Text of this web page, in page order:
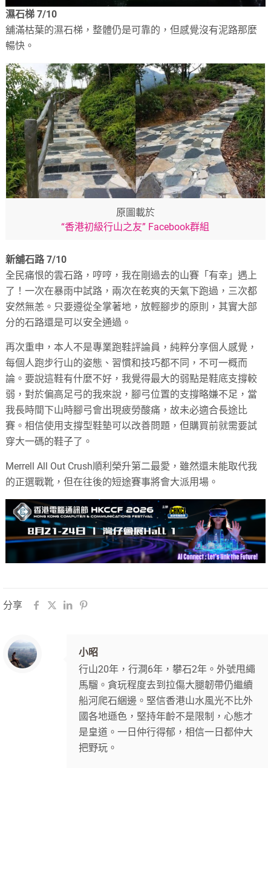
濕石梯 7/10
舖滿枯葉的濕石梯，整體仍是可靠的，但感覺沒有泥路那麼
暢快。
原圖載於
“香港初級行山之友” Facebook群組
新舖石路 7/10
全民痛恨的雲石路，哼哼，我在剛過去的山賽「有幸」遇上
了！一次在暴雨中試路，兩次在乾爽的天氣下跑過，三次都
安然無恙。只要遵從全掌著地，放輕腳步的原則，其實大部
分的石路還是可以安全通過。
再次重申，本人不是專業跑鞋評論員，純粹分享個人感覺，
每個人跑步行山的姿態、習慣和技巧都不同，不可一概而
論。要說這鞋有什麼不好，我覺得最大的弱點是鞋底支撐較
弱，對於偏高足弓的我來說，腳弓位置的支撐略嫌不足，當
我長時間下山時腳弓會出現疲勞酸痛，故未必適合長途比
賽。相信使用支撐型鞋墊可以改善問題，但購買前就需要試
穿大一碼的鞋子了。
Merrell All Out Crush順利榮升第二最愛，雖然還未能取代我
的正選戰靴，但在往後的短途賽事將會大派用場。
分享
小昭
行山20年，行澗6年，攀石2年。外號甩繩
馬騮。貪玩程度去到拉傷大腿韌帶仍繼續
船河爬石綑邊。堅信香港山水風光不比外
國各地遜色，堅持年齡不是限制，心態才
是皇道。一日仲行得郁，相信一日都仲大
把野玩。